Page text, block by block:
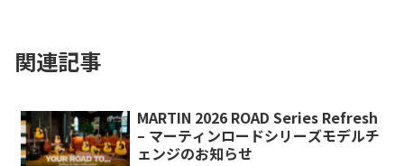
関連記事
MARTIN 2026 ROAD Series Refresh
– マーティンロードシリーズモデルチ
ェンジのお知らせ